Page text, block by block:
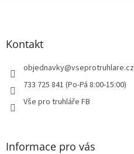
Z
Kontakt
objednavky@vseprotruhlare.cz
733 725 841 (Po-Pá 8:00-15:00)
Vše pro truhláře FB
Informace pro vás